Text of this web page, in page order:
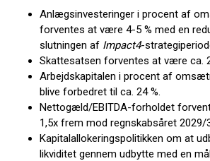
Anlægsinvesteringer i procent af
forventes at være 4-5 % med en
slutningen af Impact4-
Skattesatsen forventes at være ca.
Arbejdskapitalen i procent af
blive forbedret til ca. 24 %.
Nettogæld/EBITDA-forholdet
1,5x frem mod regnskabsåret 2029/
Kapitalallokeringspolitikken om at
likviditet gennem udbytte med en